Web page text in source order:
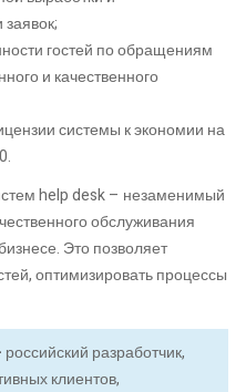
гостей по обращениям
и качественного
системы к экономии на
help desk – незаменимый
обслуживания
Это позволяет
оптимизировать процессы
российский разработчик,
клиентов,